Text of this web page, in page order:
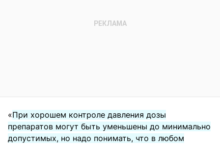
«При хорошем контроле давления дозы
препаратов могут быть уменьшены до минимально
допустимых, но надо понимать, что в любом